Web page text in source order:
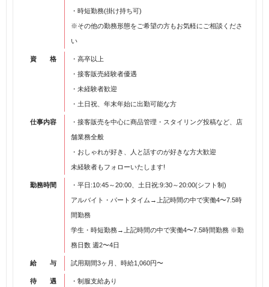
・時短勤務(掛け持ち可)
※その他の勤務形態をご希望の方もお気軽にご相談くださ
い
資 格 ・高卒以上
・接客販売経験者優遇
・未経験者歓迎
・土日祝、年末年始に出勤可能な方
仕事内容 ・接客販売を中心に商品管理・スタイリング投稿など、店
舗業務全般
・おしゃれが好き、人と話すのが好きな方大歓迎
未経験者もフォローいたします!
勤務時間 ・平日:10:45～20:00、土日祝:9:30～20:00(シフト制)
アルバイト・パートタイム→上記時間の中で実働4〜7.5時
間勤務
学生・時短勤務→上記時間の中で実働4〜7.5時間勤務 ※勤
務日数 週2〜4日
給 与 試用期間3ヶ月、時給1,060円〜
待 遇 ・制服支給あり